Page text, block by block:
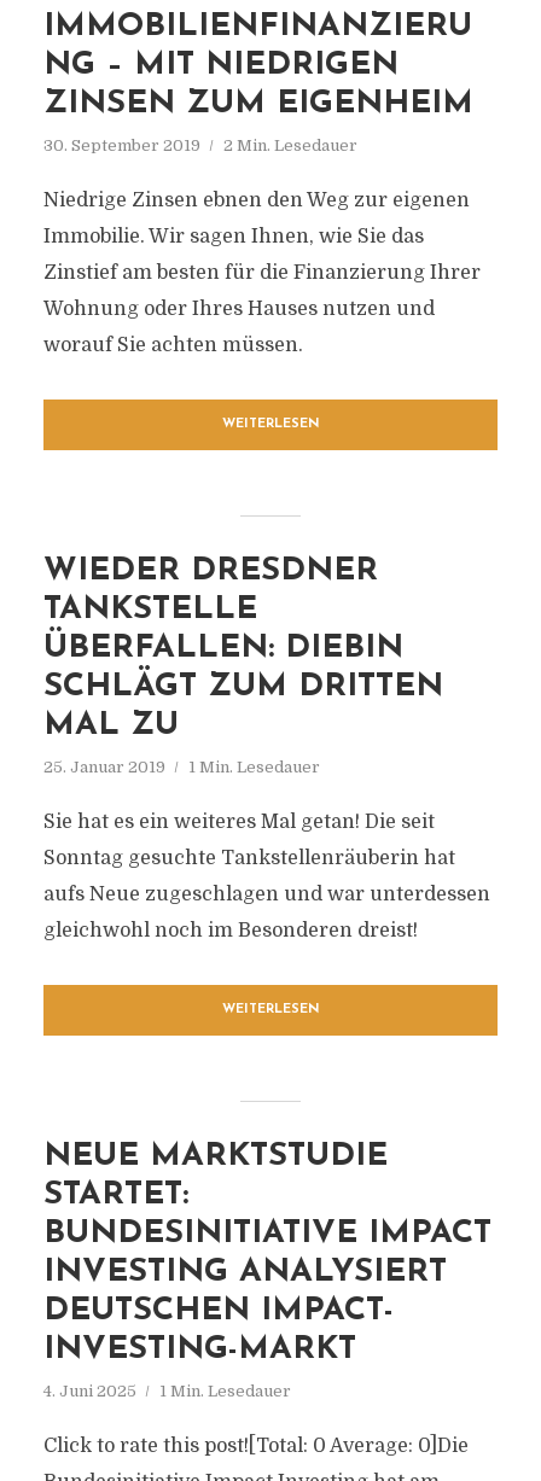
IMMOBILIENFINANZIERU
NG – MIT NIEDRIGEN
ZINSEN ZUM EIGENHEIM
30. September 2019 2 Min. Lesedauer
Niedrige Zinsen ebnen den Weg zur eigenen
Immobilie. Wir sagen Ihnen, wie Sie das
Zinstief am besten für die Finanzierung Ihrer
Wohnung oder Ihres Hauses nutzen und
worauf Sie achten müssen.
WEITERLESEN
WIEDER DRESDNER
TANKSTELLE
ÜBERFALLEN: DIEBIN
SCHLÄGT ZUM DRITTEN
MAL ZU
25. Januar 2019 1 Min. Lesedauer
Sie hat es ein weiteres Mal getan! Die seit
Sonntag gesuchte Tankstellenräuberin hat
aufs Neue zugeschlagen und war unterdessen
gleichwohl noch im Besonderen dreist!
WEITERLESEN
NEUE MARKTSTUDIE
STARTET:
BUNDESINITIATIVE IMPACT
INVESTING ANALYSIERT
DEUTSCHEN IMPACT-
INVESTING-MARKT
4. Juni 2025 1 Min. Lesedauer
Click to rate this post![Total: 0 Average: 0]Die